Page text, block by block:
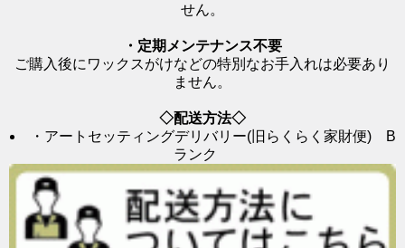
せん。
・定期メンテナンス不要
ご購入後にワックスがけなどの特別なお手入れは必要あり
ません。
◇配送方法◇
・アートセッティングデリバリー(旧らくらく家財便) B
ランク